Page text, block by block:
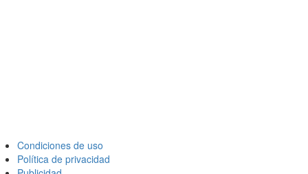
Condiciones de uso
Política de privacidad